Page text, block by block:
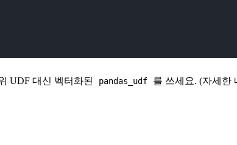
UDF 대신 벡터화된 pandas_udf
를 쓰세요. (자세한